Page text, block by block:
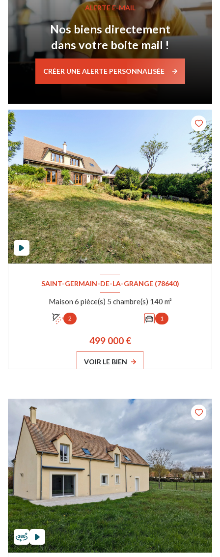
ALERTE E-MAIL
Nos biens directement
dans votre boite mail !
CRÉER UNE ALERTE PERSONNALISÉE
SAINT-GERMAIN-DE-LA-GRANGE (78640)
Maison 6 pièce(s) 5 chambre(s) 140 m²
2 1
499 000 €
VOIR LE BIEN